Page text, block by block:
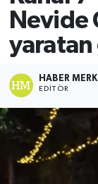
Nevide
yaratan
HABER
EDITÖR